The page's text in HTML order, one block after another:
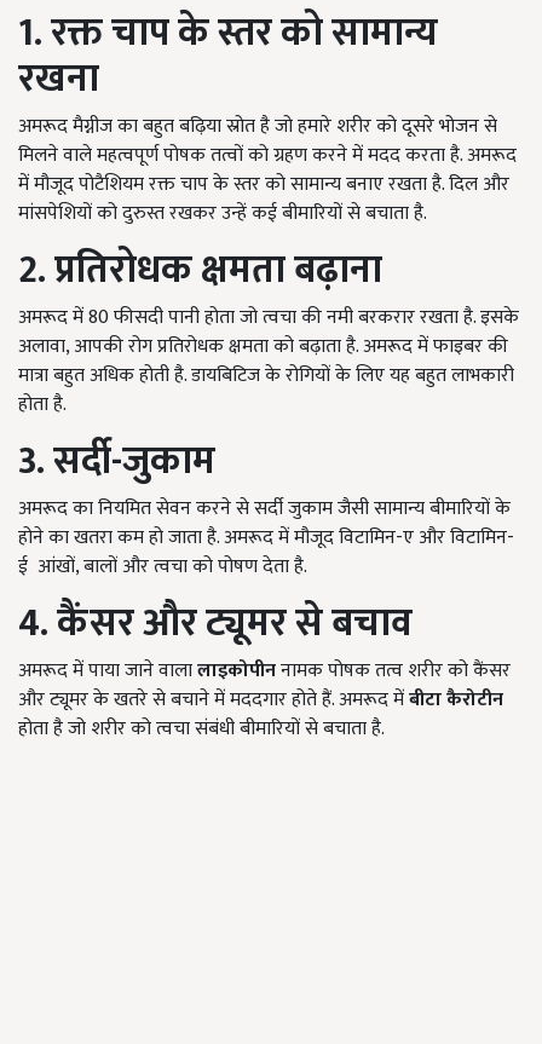
1. रक्त चाप के स्तर को सामान्य
रखना
अमरूद मैग्नीज का बहुत बढ़िया स्रोत है जो हमारे शरीर को दूसरे भोजन से
मिलने वाले महत्वपूर्ण पोषक तत्वों को ग्रहण करने में मदद करता है. अमरूद
में मौजूद पोटैशियम रक्त चाप के स्तर को सामान्य बनाए रखता है. दिल और
मांसपेशियों को दुरुस्त रखकर उन्हें कई बीमारियों से बचाता है.
2. प्रतिरोधक क्षमता बढ़ाना
अमरूद में 80 फीसदी पानी होता जो त्वचा की नमी बरकरार रखता है. इसके
अलावा, आपकी रोग प्रतिरोधक क्षमता को बढ़ाता है. अमरूद में फाइबर की
मात्रा बहुत अधिक होती है. डायबिटिज के रोगियों के लिए यह बहुत लाभकारी
होता है.
3. सर्दी-जुकाम
अमरूद का नियमित सेवन करने से सर्दी जुकाम जैसी सामान्य बीमारियों के
होने का खतरा कम हो जाता है. अमरूद में मौजूद विटामिन-ए और विटामिन-
ई आंखों, बालों और त्वचा को पोषण देता है.
4. कैंसर और ट्यूमर से बचाव
अमरूद में पाया जाने वालालाइकोपीननामक पोषक तत्व शरीर को कैंसर
और ट्यूमर के खतरे से बचाने में मददगार होते हैं. अमरूद मेंबीटा कैरोटीन
होता है जो शरीर को त्वचा संबंधी बीमारियों से बचाता है.